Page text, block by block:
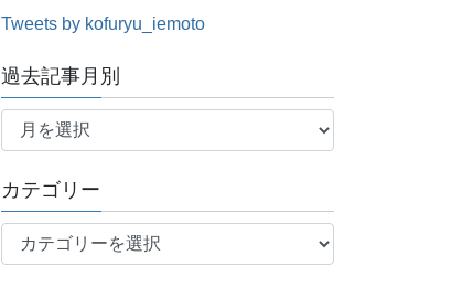
Tweets by kofuryu_iemoto
過去記事月別
過
事
月
カテゴリー
テ